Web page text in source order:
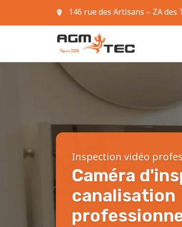
146 rue des Artisans – ZA des
05 61 42 90 63
Inspection vidéo
Caméra
canalisation